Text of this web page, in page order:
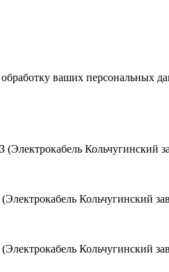
ваших персональных
Кольчугинский
Кольчугинский
Кольчугинский